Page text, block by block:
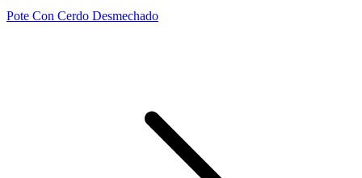
Pote Con Cerdo Desmechado